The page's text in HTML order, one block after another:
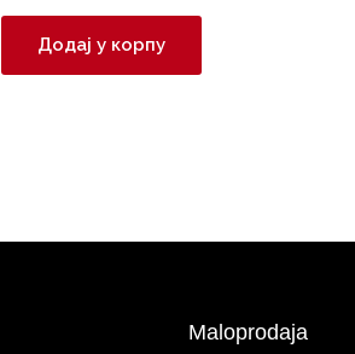
Додај у корпу
Maloprodaja